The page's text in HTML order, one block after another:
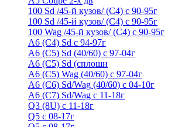
100 Sd /45-й кузов/ (С4) с 90-95г
100 Sd /45-й кузов/ (С4) с 90-95г
100 Wag /45-й кузов/ (С4) с 90-95г
А6 (С4) Sd с 94-97г
A6 (С5) Sd (40/60) с 97-04г
A6 (С5) Sd (сплошн
A6 (С5) Wag (40/60) с 97-04г
A6 (С6) Sd/Wag (40/60) c 04-10г
А6 (C7) Sd/Wag с 11-18г
Q3 (8U) с 11-18г
Q5 с 08-17г